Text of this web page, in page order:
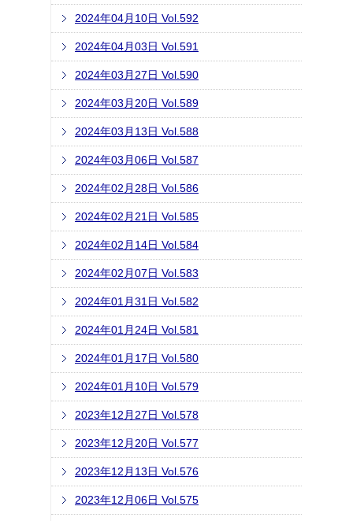
2024年04月10日 Vol.592
2024年04月03日 Vol.591
2024年03月27日 Vol.590
2024年03月20日 Vol.589
2024年03月13日 Vol.588
2024年03月06日 Vol.587
2024年02月28日 Vol.586
2024年02月21日 Vol.585
2024年02月14日 Vol.584
2024年02月07日 Vol.583
2024年01月31日 Vol.582
2024年01月24日 Vol.581
2024年01月17日 Vol.580
2024年01月10日 Vol.579
2023年12月27日 Vol.578
2023年12月20日 Vol.577
2023年12月13日 Vol.576
2023年12月06日 Vol.575